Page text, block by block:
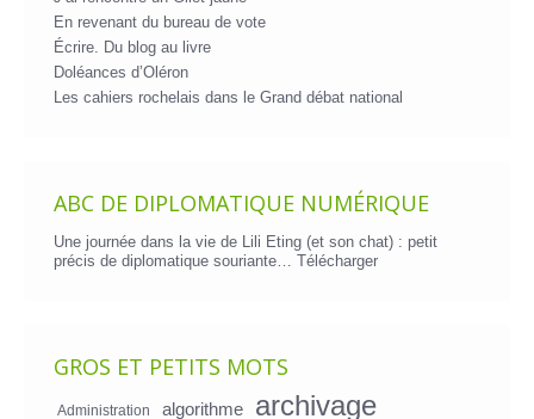
En revenant du bureau de vote
Écrire. Du blog au livre
Doléances d’Oléron
Les cahiers rochelais dans le Grand débat national
ABC DE DIPLOMATIQUE NUMÉRIQUE
Une journée dans la vie de Lili Eting (et son chat) : petit
précis de diplomatique souriante… Télécharger
GROS ET PETITS MOTS
Administration algorithme archivage